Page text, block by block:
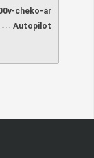
cheko-ar
Autopilot